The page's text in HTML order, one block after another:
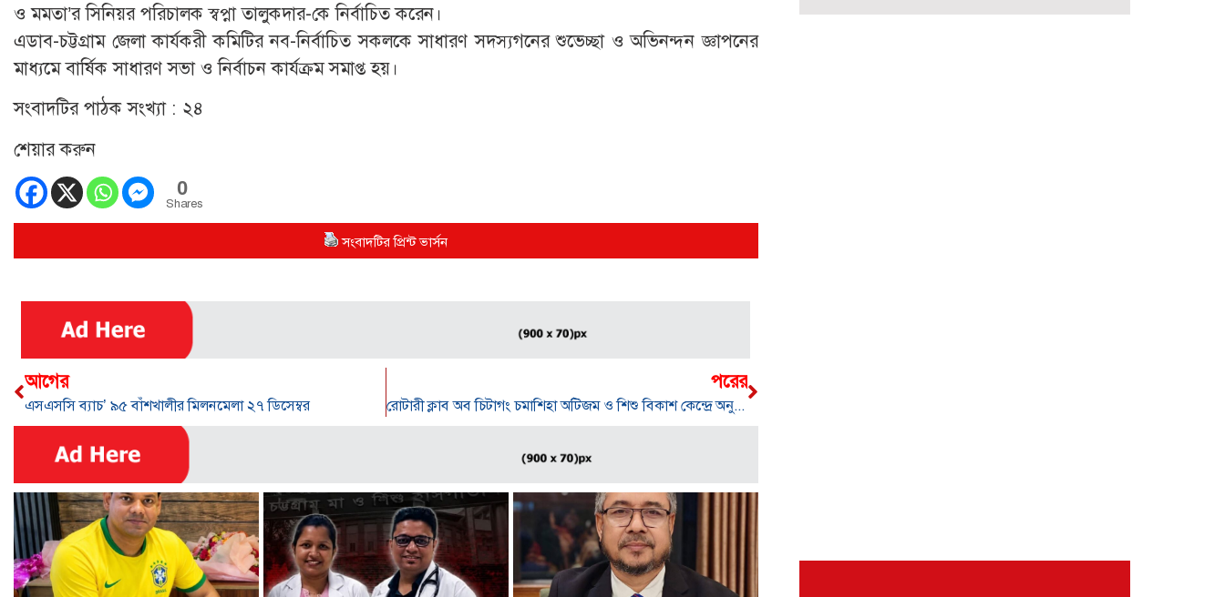
ও মমতা’র সিনিয়র পরিচালক স্বপ্না তালুকদার-কে নির্বাচিত করেন।
এডাব-চট্টগ্রাম জেলা কার্যকরী কমিটির নব-নির্বাচিত সকলকে সাধারণ সদস্যগনের শুভেচ্ছা ও অভিনন্দন জ্ঞাপনের
মাধ্যমে বার্ষিক সাধারণ সভা ও নির্বাচন কার্যক্রম সমাপ্ত হয়।
সংবাদটির পাঠক সংখ্যা : ২৪
শেয়ার করুন
0
Shares
সংবাদটির প্রিন্ট ভার্সন
আগের
এসএসসি ব্যাচ’ ৯৫ বাঁশখালীর মিলনমেলা ২৭ ডিসেম্বর
পরের
রোটারী ক্লাব অব চিটাগং চমাশিহা অটিজম ও শিশু বিকাশ কেন্দ্রে অনুদান প্রদান